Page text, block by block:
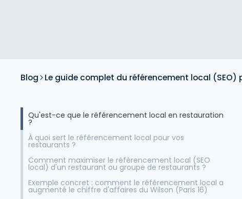
Blog Le guide complet du référencement local
Qu'est-ce que le référencement local en restauration
?
À quoi sert le référencement local pour vos
restaurants ?
Comment maximiser le référencement local (SEO
local) d'un restaurant ou groupe de restaurants ?
Exemple concret : comment le référencement local a
augmenté le chiffre d'affaires du Wilson (Paris 16)